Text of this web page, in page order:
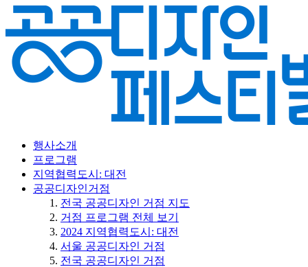
행사소개
프로그램
지역협력도시: 대전
공공디자인거점
전국 공공디자인 거점 지도
거점 프로그램 전체 보기
2024 지역협력도시: 대전
서울 공공디자인 거점
전국 공공디자인 거점